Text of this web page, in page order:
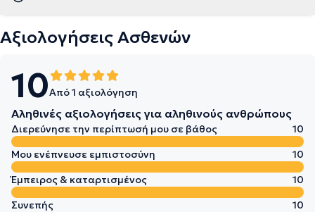
Αξιολογήσεις Ασθενών
10Από 1 αξιολόγηση
Αληθινές αξιολογήσεις για αληθινούς ανθρώπους
Διερεύνησε την περίπτωσή μου σε βάθος
10
Μου ενέπνευσε εμπιστοσύνη
10
Έμπειρος & καταρτισμένος
10
Συνεπής
10